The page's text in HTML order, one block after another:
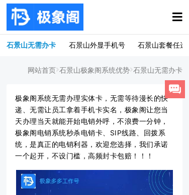
石景山无需办卡 石景山外显手机号 石景山套餐任选
网站首页 石景山极象阁系统优势 石景山无需办卡
极象阁系统无需办理实体卡，无需等待漫长的快
递、无需让员工拿着手机卡实名，极象阁让您当
天办理当天就能开始电销外呼，不浪费一分钟，
极象阁电销系统秒杀电销卡、SIP线路、回拨系
统，是真正的电销利器，欢迎您选择，我们承诺
一个起开，不设门槛，高频封卡包赔！！！